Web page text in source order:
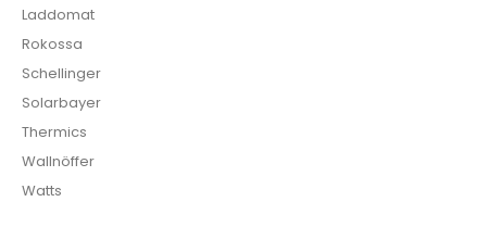
Laddomat
Rokossa
Schellinger
Solarbayer
Thermics
Wallnöffer
Watts